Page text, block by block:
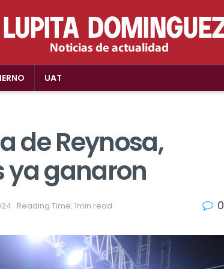
UAT
de Reynosa,
ya ganaron
Reading Time: 1min read 0